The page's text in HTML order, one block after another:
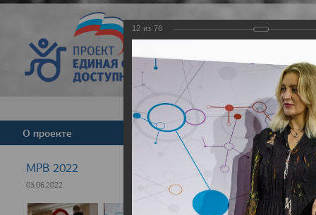
Версия для
О проекте Команда Новости
МРВ 2022
03.06.2022
12 из 76